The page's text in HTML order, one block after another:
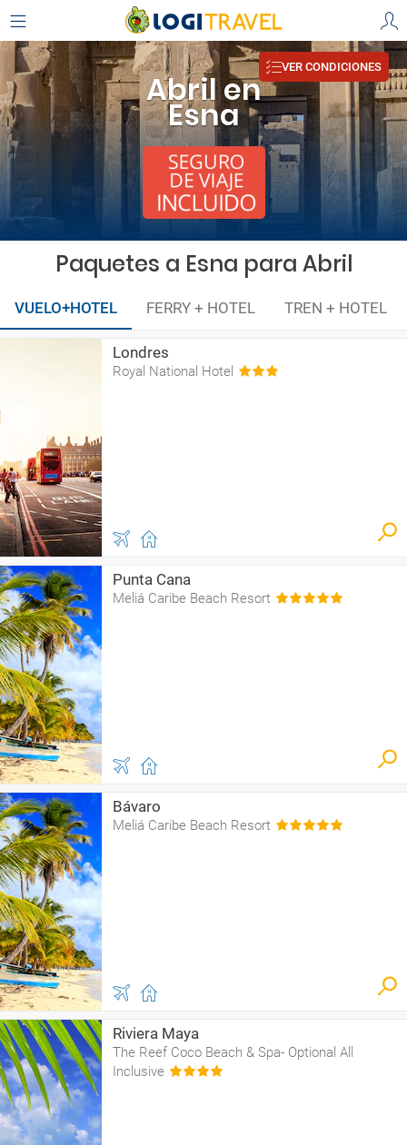
Abril en
Esna
VER CONDICIONES
Paquetes a Esna para Abril
VUELO+HOTEL FERRY + HOTEL TREN + HOTEL
Londres
Royal National Hotel
Punta Cana
Meliá Caribe Beach Resort
Bávaro
Meliá Caribe Beach Resort
Riviera Maya
The Reef Coco Beach & Spa- Optional All
Inclusive